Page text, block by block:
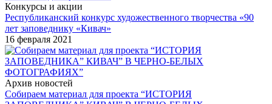
Конкурсы и акции
Республиканский конкурс художественного творчества «90
лет заповеднику «Кивач»
16 февраля 2021
Архив новостей
Собираем материал для проекта “ИСТОРИЯ